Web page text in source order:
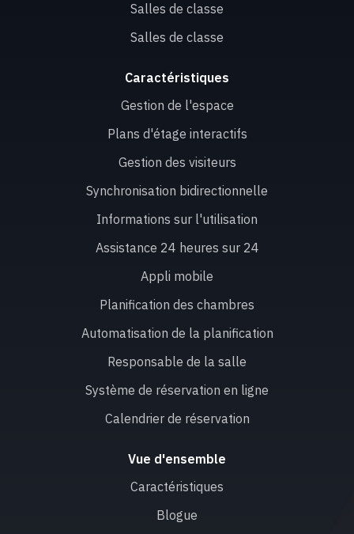
Salles de classe
Salles de classe
Caractéristiques
Gestion de l'espace
Plans d'étage interactifs
Gestion des visiteurs
Synchronisation bidirectionnelle
Informations sur l'utilisation
Assistance 24 heures sur 24
Appli mobile
Planification des chambres
Automatisation de la planification
Responsable de la salle
Système de réservation en ligne
Calendrier de réservation
Vue d'ensemble
Caractéristiques
Blogue